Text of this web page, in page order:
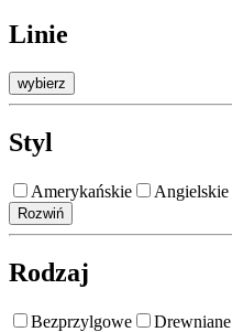
Linie
wybierz
Styl
Amerykańskie Angielskie
Rozwiń
Rodzaj
Bezprzylgowe Drewniane